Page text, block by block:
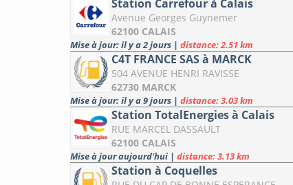
Station Carrefour à Calais
Avenue Georges Guynemer
62100 CALAIS
Mise à jour: il y a 2 jours | distance: 2.51 km
C4T FRANCE SAS à MARCK
504 AVENUE HENRI RAVISSE
62730 MARCK
Mise à jour: il y a 9 jours | distance: 3.03 km
Station TotalEnergies à Calais
RUE MARCEL DASSAULT
62100 CALAIS
Mise à jour aujourd'hui | distance: 3.13 km
Station à Coquelles